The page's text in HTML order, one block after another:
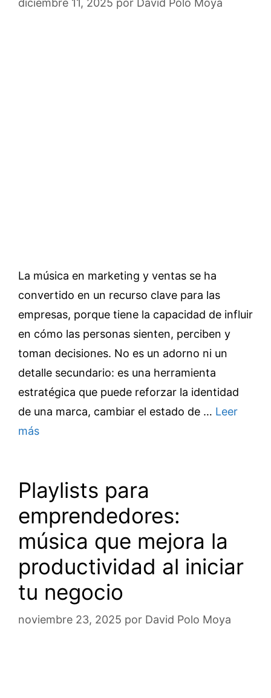
diciembre 11, 2025 por David Polo Moya
La música en marketing y ventas se ha
convertido en un recurso clave para las
empresas, porque tiene la capacidad de influir
en cómo las personas sienten, perciben y
toman decisiones. No es un adorno ni un
detalle secundario: es una herramienta
estratégica que puede reforzar la identidad
de una marca, cambiar el estado de … Leer
más
Playlists para
emprendedores:
música que mejora la
productividad al iniciar
tu negocio
noviembre 23, 2025 por David Polo Moya